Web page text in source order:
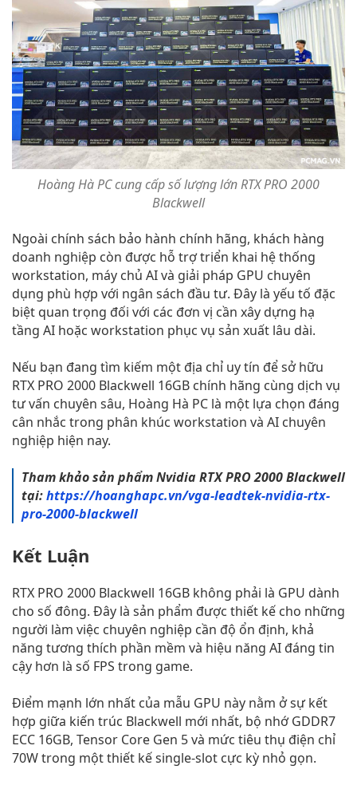
Hoàng Hà PC cung cấp số lượng lớn RTX PRO 2000
Blackwell
Ngoài chính sách bảo hành chính hãng, khách hàng
doanh nghiệp còn được hỗ trợ triển khai hệ thống
workstation, máy chủ AI và giải pháp GPU chuyên
dụng phù hợp với ngân sách đầu tư. Đây là yếu tố đặc
biệt quan trọng đối với các đơn vị cần xây dựng hạ
tầng AI hoặc workstation phục vụ sản xuất lâu dài.
Nếu bạn đang tìm kiếm một địa chỉ uy tín để sở hữu
RTX PRO 2000 Blackwell 16GB chính hãng cùng dịch vụ
tư vấn chuyên sâu, Hoàng Hà PC là một lựa chọn đáng
cân nhắc trong phân khúc workstation và AI chuyên
nghiệp hiện nay.
Tham khảo sản phẩm Nvidia RTX PRO 2000 Blackwell
tại:https://hoanghapc.vn/vga-leadtek-nvidia-rtx-
pro-2000-blackwell
Kết Luận
RTX PRO 2000 Blackwell 16GB không phải là GPU dành
cho số đông. Đây là sản phẩm được thiết kế cho những
người làm việc chuyên nghiệp cần độ ổn định, khả
năng tương thích phần mềm và hiệu năng AI đáng tin
cậy hơn là số FPS trong game.
Điểm mạnh lớn nhất của mẫu GPU này nằm ở sự kết
hợp giữa kiến trúc Blackwell mới nhất, bộ nhớ GDDR7
ECC 16GB, Tensor Core Gen 5 và mức tiêu thụ điện chỉ
70W trong một thiết kế single-slot cực kỳ nhỏ gọn.